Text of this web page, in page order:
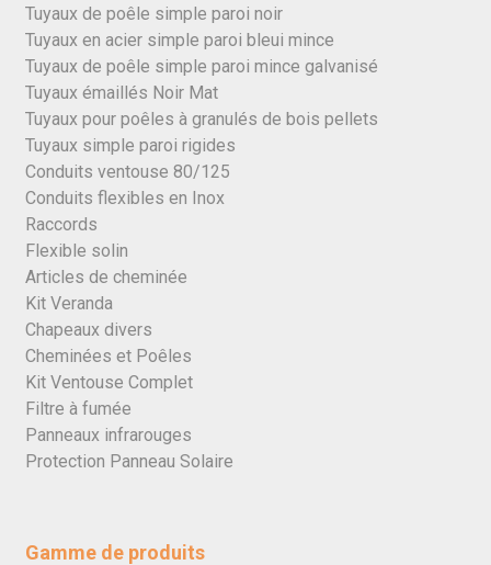
Tuyaux de poêle simple paroi noir
Tuyaux en acier simple paroi bleui mince
Tuyaux de poêle simple paroi mince galvanisé
Tuyaux émaillés Noir Mat
Tuyaux pour poêles à granulés de bois pellets
Tuyaux simple paroi rigides
Conduits ventouse 80/125
Conduits flexibles en Inox
Raccords
Flexible solin
Articles de cheminée
Kit Veranda
Chapeaux divers
Cheminées et Poêles
Kit Ventouse Complet
Filtre à fumée
Panneaux infrarouges
Protection Panneau Solaire
Gamme de produits